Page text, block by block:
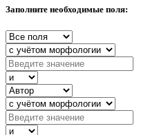
Заполните необходимые поля: